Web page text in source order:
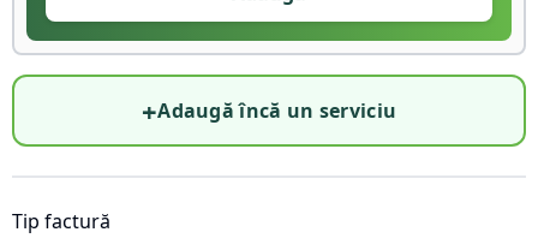
+Adaugă încă un serviciu
Tip factură